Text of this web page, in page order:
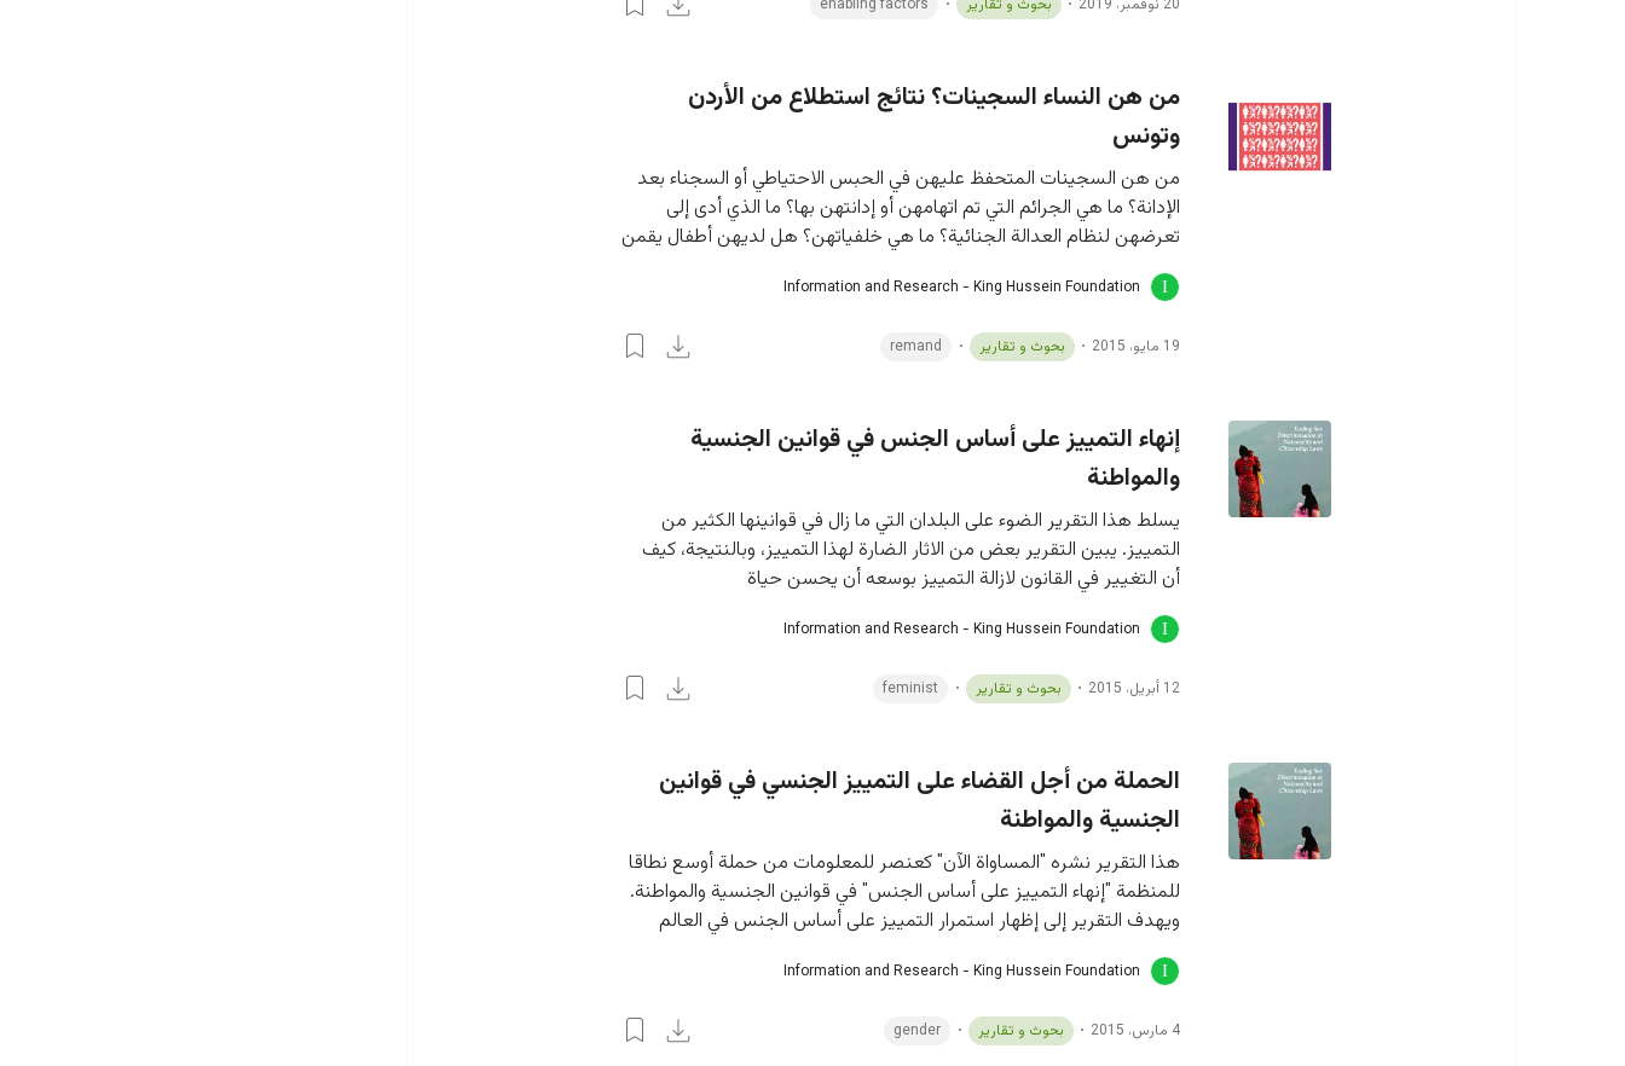
20 نوفمبر، 2019 بحوث و تقارير enabling factors
من هن النساء السجينات؟ نتائج استطلاع من الأردن
وتونس
من هن السجينات المتحفظ عليهن في الحبس الاحتياطي أو السجناء بعد
الإدانة؟ ما هي الجرائم التي تم اتهامهن أو إدانتهن بها؟ ما الذي أدى إلى
تعرضهن لنظام العدالة الجنائية؟ ما هي خلفياتهن؟ هل لديهن أطفال يقمن
Information and Research - King Hussein Foundation
19 مايو، 2015 بحوث و تقارير remand
إنهاء التمييز على أساس الجنس في قوانين الجنسية
والمواطنة
يسلط هذا التقرير الضوء على البلدان التي ما زال في قوانينها الكثير من
التمييز. يبين التقرير بعض من الاثار الضارة لهذا التمييز، وبالنتيجة، كيف
أن التغيير في القانون لازالة التمييز بوسعه أن يحسن حياة
Information and Research - King Hussein Foundation
12 أبريل، 2015 بحوث و تقارير feminist
الحملة من أجل القضاء على التمييز الجنسي في قوانين
الجنسية والمواطنة
هذا التقرير نشره "المساواة الآن" كعنصر للمعلومات من حملة أوسع نطاقا
للمنظمة "إنهاء التمييز على أساس الجنس" في قوانين الجنسية والمواطنة.
ويهدف التقرير إلى إظهار استمرار التمييز على أساس الجنس في العالم
Information and Research - King Hussein Foundation
4 مارس، 2015 بحوث و تقارير gender